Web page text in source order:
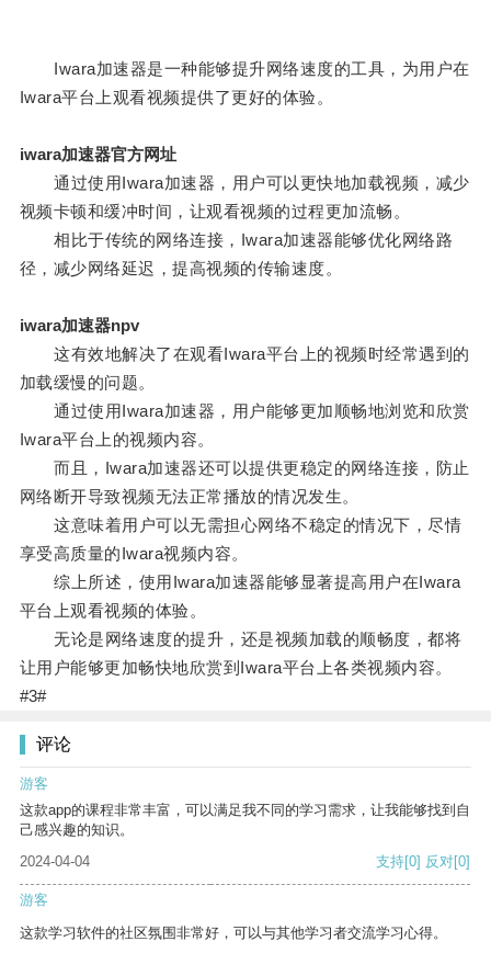
Iwara加速器是一种能够提升网络速度的工具，为用户在
Iwara平台上观看视频提供了更好的体验。
iwara加速器官方网址
通过使用Iwara加速器，用户可以更快地加载视频，减少
视频卡顿和缓冲时间，让观看视频的过程更加流畅。
相比于传统的网络连接，Iwara加速器能够优化网络路
径，减少网络延迟，提高视频的传输速度。
iwara加速器npv
这有效地解决了在观看Iwara平台上的视频时经常遇到的
加载缓慢的问题。
通过使用Iwara加速器，用户能够更加顺畅地浏览和欣赏
Iwara平台上的视频内容。
而且，Iwara加速器还可以提供更稳定的网络连接，防止
网络断开导致视频无法正常播放的情况发生。
这意味着用户可以无需担心网络不稳定的情况下，尽情
享受高质量的Iwara视频内容。
综上所述，使用Iwara加速器能够显著提高用户在Iwara
平台上观看视频的体验。
无论是网络速度的提升，还是视频加载的顺畅度，都将
让用户能够更加畅快地欣赏到Iwara平台上各类视频内容。
#3#
评论
游客
这款app的课程非常丰富，可以满足我不同的学习需求，让我能够找到自
己感兴趣的知识。
2024-04-04
支持[0] 反对[0]
游客
这款学习软件的社区氛围非常好，可以与其他学习者交流学习心得。